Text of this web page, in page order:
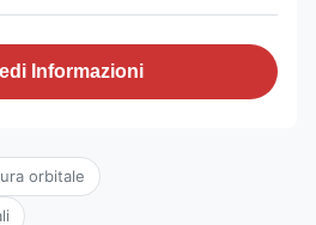
Informazioni
orbitale